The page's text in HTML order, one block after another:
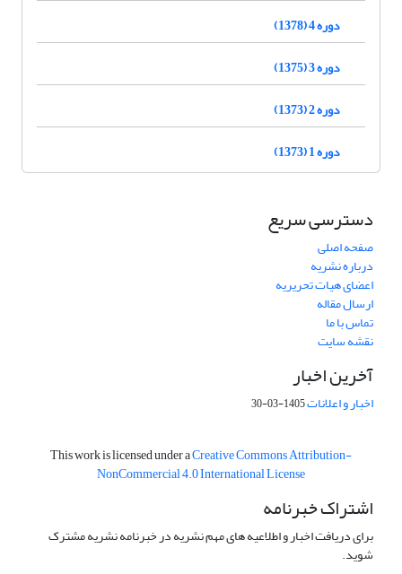
دوره 4 (1378)
دوره 3 (1375)
دوره 2 (1373)
دوره 1 (1373)
دسترسی سریع
صفحه اصلی
درباره نشریه
اعضای هیات تحریریه
ارسال مقاله
تماس با ما
نقشه سایت
آخرین اخبار
اخبار و اعلانات1405-03-30
This work is licensed under aCreative Commons Attribution-
NonCommercial 4.0 International License
اشتراک خبرنامه
برای دریافت اخبار و اطلاعیه های مهم نشریه در خبرنامه نشریه مشترک
شوید.